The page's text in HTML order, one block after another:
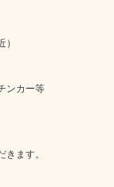
ンカー等
ます。